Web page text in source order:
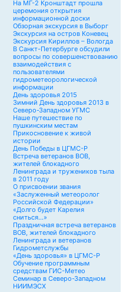
На МГ-2 Кронштадт прошла
церемония открытия
информационной доски
Обзорная экскурсия в Выборг
Экскурсия на остров Коневец
Экскурсия Кириллов – Вологда
В Санкт-Петербурге обсудили
вопросы по совершенствованию
взаимодействия с
пользователями
гидрометеорологической
информации
День здоровья 2015
Зимний День здоровья 2013 в
Северо-Западном УГМС
Наше путешествие по
пушкинским местам
Прикосновение к живой
истории
День Победы в ЦГМС-Р
Встреча ветеранов ВОВ,
жителей блокадного
Ленинграда и тружеников тыла
в 2011 году
О присвоении звания
«Заслуженный метеоролог
Российской Федерации»
«Долго будет Карелия
сниться…»
Праздничная встреча ветеранов
ВОВ, жителей блокадного
Ленинграда и ветеранов
Гидрометслужбы
«День здоровья» в ЦГМС-Р
Обучение программным
средствам ГИС-Метео
Семинар в Северо-Западном
НИИМЭСХ